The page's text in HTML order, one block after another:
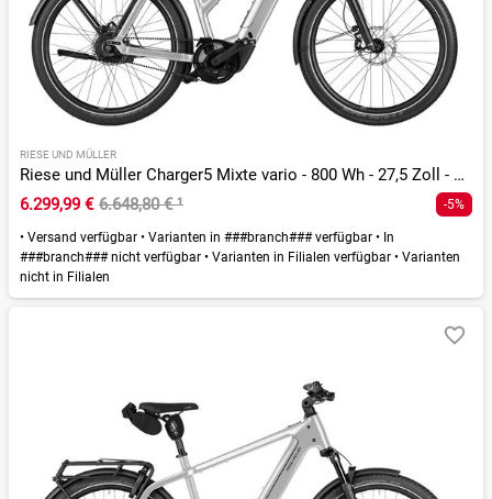
RIESE UND MÜLLER
Riese und Müller Charger5 Mixte vario - 800 Wh - 27,5 Zoll - Trapez - 2026
6.299,99 € 6.648,80 €¹ -5%
• Versand verfügbar • Varianten in ###branch### verfügbar • In
###branch### nicht verfügbar • Varianten in Filialen verfügbar • Varianten
nicht in Filialen